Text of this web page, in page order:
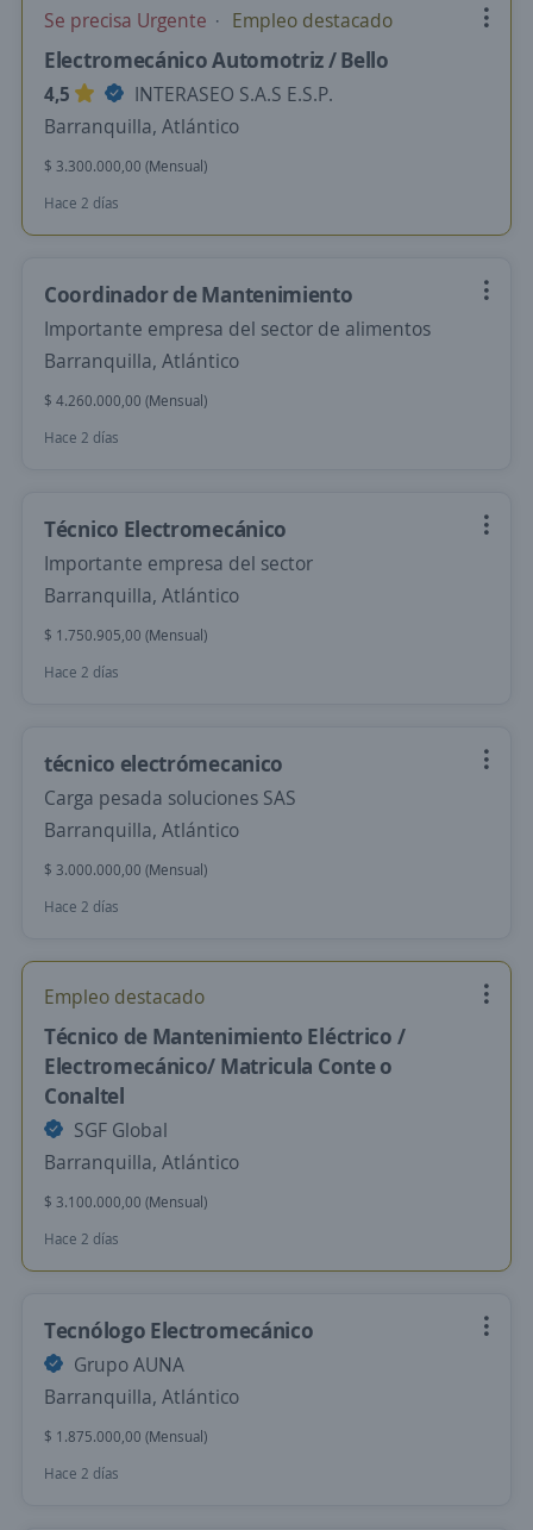
Se precisa Urgente Empleo destacado
Electromecánico Automotriz / Bello
4,5
INTERASEO S.A.S E.S.P.
Barranquilla, Atlántico
$ 3.300.000,00 (Mensual)
Hace 2 días
Coordinador de Mantenimiento
Importante empresa del sector de alimentos
Barranquilla, Atlántico
$ 4.260.000,00 (Mensual)
Hace 2 días
Técnico Electromecánico
Importante empresa del sector
Barranquilla, Atlántico
$ 1.750.905,00 (Mensual)
Hace 2 días
técnico electrómecanico
Carga pesada soluciones SAS
Barranquilla, Atlántico
$ 3.000.000,00 (Mensual)
Hace 2 días
Empleo destacado
Técnico de Mantenimiento Eléctrico /
Electromecánico/ Matricula Conte o
Conaltel
SGF Global
Barranquilla, Atlántico
$ 3.100.000,00 (Mensual)
Hace 2 días
Tecnólogo Electromecánico
Grupo AUNA
Barranquilla, Atlántico
$ 1.875.000,00 (Mensual)
Hace 2 días